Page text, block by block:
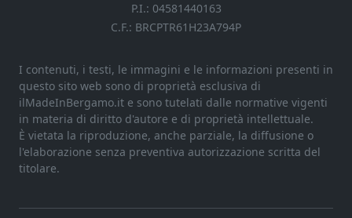
P.I.: 04581440163
C.F.: BRCPTR61H23A794P
I contenuti, i testi, le immagini e le informazioni presenti in
questo sito web sono di proprietà esclusiva di
ilMadeInBergamo.it e sono tutelati dalle normative vigenti
in materia di diritto d'autore e di proprietà intellettuale.
È vietata la riproduzione, anche parziale, la diffusione o
l'elaborazione senza preventiva autorizzazione scritta del
titolare.